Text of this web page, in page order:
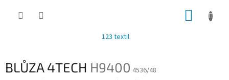
123 textil
BLŮZA 4TECH H9400 4536/48